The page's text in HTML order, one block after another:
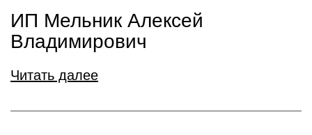
ИП Мельник Алексей
Владимирович
Читать далее